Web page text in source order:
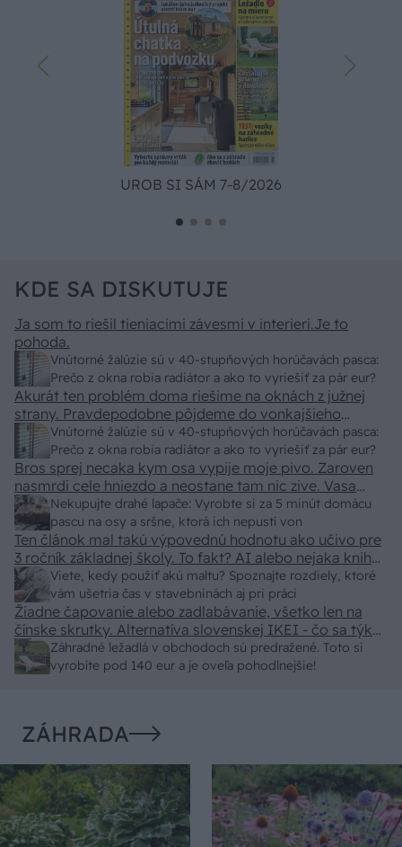
UROB SI SÁM 7-8/2026
KDE SA DISKUTUJE
Vnútorné žalúzie sú v 40-stupňových horúčavách pasca:
Prečo z okna robia radiátor a ako to vyriešiť za pár eur?
Ja som to riešil tieniacimi závesmi v interieri.Je to
pohoda.
Vnútorné žalúzie sú v 40-stupňových horúčavách pasca:
Prečo z okna robia radiátor a ako to vyriešiť za pár eur?
Akurát ten problém doma riešime na oknách z južnej
strany. Pravdepodobne pôjdeme do vonkajšieho
tienenia na spôsob markízy 250x150cm. Čínsky
predajcovia idú okolo 100 eur kus.
Nekupujte drahé lapače: Vyrobte si za 5 minút domácu
pascu na osy a sršne, ktorá ich nepustí von
Bros sprej necaka kym osa vypije moje pivo. Zaroven
nasmrdi cele hniezdo a neostane tam nic zive. Vasa
pasca naucinke moc efektivne. Skor pritiahne slimaky
Viete, kedy použiť akú maltu? Spoznajte rozdiely, ktoré
vám ušetria čas v stavebninách aj pri práci
Ten článok mal takú výpovednú hodnotu ako učivo pre
3 ročník základnej školy. To fakt? AI alebo nejaka kniha
z VŠ? Dnešné rychlotvrdnuce malty - pevnosť 40 Mpa a
doba schnutia tak 15 minut , k tomu vodotesné s
kryštálikou. A rozdiel - schnutie a zretie. Nič?
Záhradné ležadlá v obchodoch sú predražené. Toto si
vyrobíte pod 140 eur a je oveľa pohodlnejšie!
Žiadne čapovanie alebo zadlabávanie, všetko len na
čínske skrutky. Alternatíva slovenskej IKEI - čo sa týka
pevnosti. Autor si nedal veľa námahy s remeselným
spracovaním, škoda. No lepšie než ten odpad z DTD
ZÁHRADA